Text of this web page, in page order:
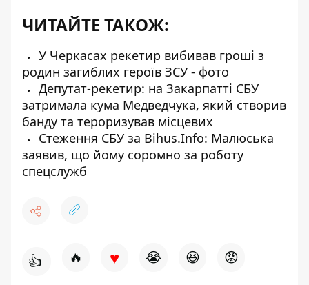
ЧИТАЙТЕ ТАКОЖ:
У Черкасах рекетир вибивав гроші з
родин загиблих героїв ЗСУ - фото
Депутат-рекетир: на Закарпатті СБУ
затримала кума Медведчука, який створив
банду та тероризував місцевих
Стеження СБУ за Bihus.Info: Малюська
заявив, що йому соромно за роботу
спецслужб
👍 🔥 ♥ 😭 😆 😡